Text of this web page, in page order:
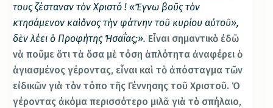
τους ζέσταναν τὸν Χριστό ! «Ἔγνω βοῦς τὸν
κτησάμενον καὶ ὄνος τὴν φάτνην τοῦ κυρίου αὐτοῦ»,
δὲν λέει ὁ Προφήτης Ἠσαΐας;». Εἶναι σημαντικὸ ἐδῶ
νὰ ποῦμε ὅτι τὰ ὅσα μὲ τόση ἁπλότητα ἀναφέρει ὁ
ἁγιασμένος γέροντας, εἶναι καὶ τὸ ἀπόσταγμα τῶν
εἰδικῶν γιὰ τὸν τόπο τῆς Γέννησης τοῦ Χριστοῦ. Ὁ
γέροντας ἀκόμα περισσότερο μιλᾶ γιὰ τὸ σπήλαιο,